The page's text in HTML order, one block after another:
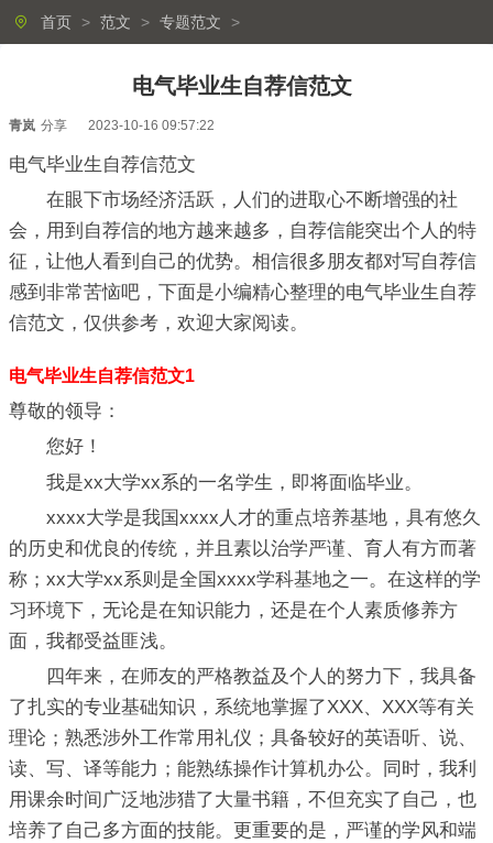
首页 > 范文 > 专题范文 >
电气毕业生自荐信范文
青岚 分享 2023-10-16 09:57:22
电气毕业生自荐信范文
在眼下市场经济活跃，人们的进取心不断增强的社
会，用到自荐信的地方越来越多，自荐信能突出个人的特
征，让他人看到自己的优势。相信很多朋友都对写自荐信
感到非常苦恼吧，下面是小编精心整理的电气毕业生自荐
信范文，仅供参考，欢迎大家阅读。
电气毕业生自荐信范文1
尊敬的领导：
您好！
我是xx大学xx系的一名学生，即将面临毕业。
xxxx大学是我国xxxx人才的重点培养基地，具有悠久
的历史和优良的传统，并且素以治学严谨、育人有方而著
称；xx大学xx系则是全国xxxx学科基地之一。在这样的学
习环境下，无论是在知识能力，还是在个人素质修养方
面，我都受益匪浅。
四年来，在师友的严格教益及个人的努力下，我具备
了扎实的专业基础知识，系统地掌握了XXX、XXX等有关
理论；熟悉涉外工作常用礼仪；具备较好的英语听、说、
读、写、译等能力；能熟练操作计算机办公。同时，我利
用课余时间广泛地涉猎了大量书籍，不但充实了自己，也
培养了自己多方面的技能。更重要的是，严谨的学风和端